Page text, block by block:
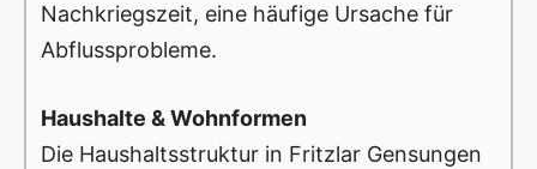
Nachkriegszeit, eine häufige Ursache für
Abflussprobleme.
Haushalte & Wohnformen
Die Haushaltsstruktur in Fritzlar Gensungen